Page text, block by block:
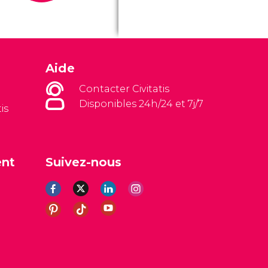
Aide
Contacter Civitatis
Disponibles 24h/24 et 7j/7
Suivez-nous